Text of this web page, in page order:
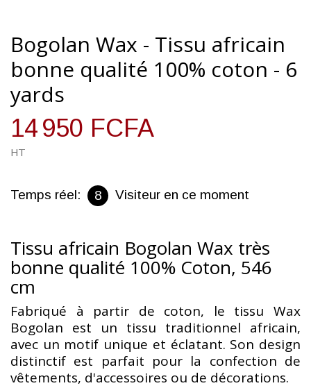
Bogolan Wax - Tissu africain
bonne qualité 100% coton - 6
yards
14 950 FCFA
HT
Temps réel: 8 Visiteur en ce moment
Tissu africain Bogolan Wax très
bonne qualité 100% Coton, 546
cm
Fabriqué à partir de coton, le tissu Wax
Bogolan est un tissu traditionnel africain,
avec un motif unique et éclatant. Son design
distinctif est parfait pour la confection de
vêtements, d'accessoires ou de décorations.